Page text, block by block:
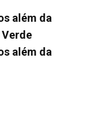
além da
além da